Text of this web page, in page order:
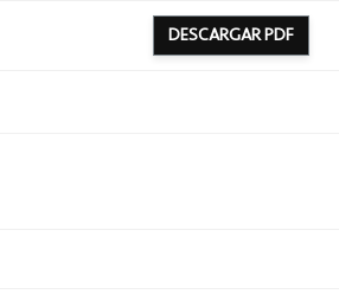
DESCARGAR PDF